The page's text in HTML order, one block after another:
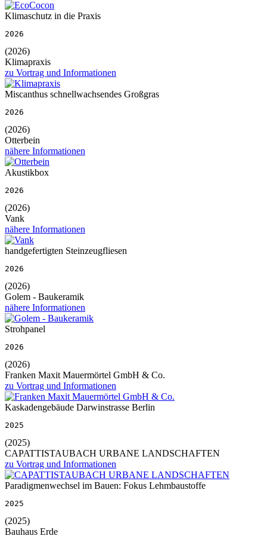
Klimaschutz in die Praxis
2026
(2026)
Klimapraxis
zu Vortrag und Informationen
Miscanthus schnellwachsendes Großgras
2026
(2026)
Otterbein
nähere Informationen
Akustikbox
2026
(2026)
Vank
nähere Informationen
handgefertigten Steinzeugfliesen
2026
(2026)
Golem - Baukeramik
nähere Informationen
Strohpanel
2026
(2026)
Franken Maxit Mauermörtel GmbH & Co.
zu Vortrag und Informationen
Kaskadengebäude Darwinstrasse Berlin
2025
(2025)
CAPATTISTAUBACH URBANE LANDSCHAFTEN
zu Vortrag und Informationen
Paradigmenwechsel im Bauen: Fokus Lehmbaustoffe
2025
(2025)
Bauhaus Erde